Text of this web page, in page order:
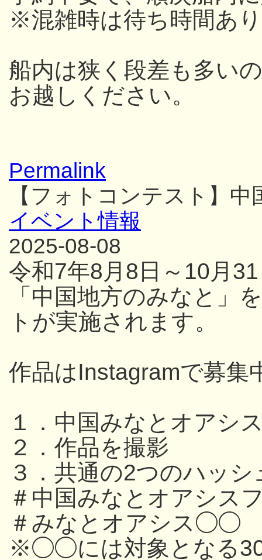
※混雑時は待ち時間あり
船内は狭く段差も多い
お越しください。
Permalink
【フォトコンテスト】
イベント情報
2025-08-08
令和7年8月8日～10月
「中国地方のみなと」
トが実施されます。
作品はInstagramで募集
１．中国みなとオアシ
２．作品を撮影
３．共通の2つのハッ
＃中国みなとオアシス
＃みなとオアシス◯◯
※◯◯には対象となる30